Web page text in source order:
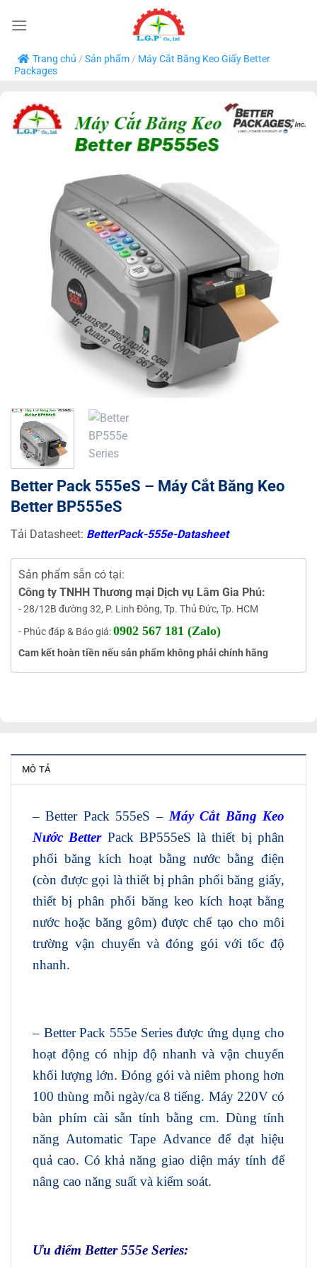
qua
dung
Trang chủ / Sản phẩm/ Máy Cắt Băng Keo Giấy Better
Packages
Better Pack 555eS – Máy Cắt Băng Keo
Better BP555eS
Tải Datasheet: BetterPack-555e-Datasheet
Sản phẩm sẵn có tại:
Công ty TNHH Thương mại Dịch vụ Lâm Gia Phú:
- 28/12B đường 32, P. Linh Đông, Tp. Thủ Đức, Tp. HCM
- Phúc đáp & Báo giá:0902 567 181 (Zalo)
Cam kết hoàn tiền nếu sản phẩm không phải chính hãng
MÔ TẢ
– Better Pack 555eS – Máy Cắt Băng Keo
Nước BetterPack BP555eS là thiết bị phân
phối băng kích hoạt bằng nước bằng điện
(còn được gọi là thiết bị phân phối băng giấy,
thiết bị phân phối băng keo kích hoạt bằng
nước hoặc băng gôm) được chế tạo cho môi
trường vận chuyển và đóng gói với tốc độ
nhanh.
– Better Pack 555e Series được ứng dụng cho
hoạt động có nhịp độ nhanh và vận chuyển
khối lượng lớn. Đóng gói và niêm phong hơn
100 thùng mỗi ngày/ca 8 tiếng. Máy 220V có
bàn phím cài sẵn tính bằng cm. Dùng tính
năng Automatic Tape Advance để đạt hiệu
quả cao. Có khả năng giao diện máy tính để
nâng cao năng suất và kiểm soát.
Ưu điểm Better 555e Series: